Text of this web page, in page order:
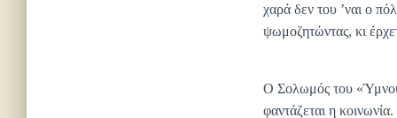
χαρά δεν του ’ναι ο
ψωμοζητώντας, κι
Ο Σολωμός του
φαντάζεται η